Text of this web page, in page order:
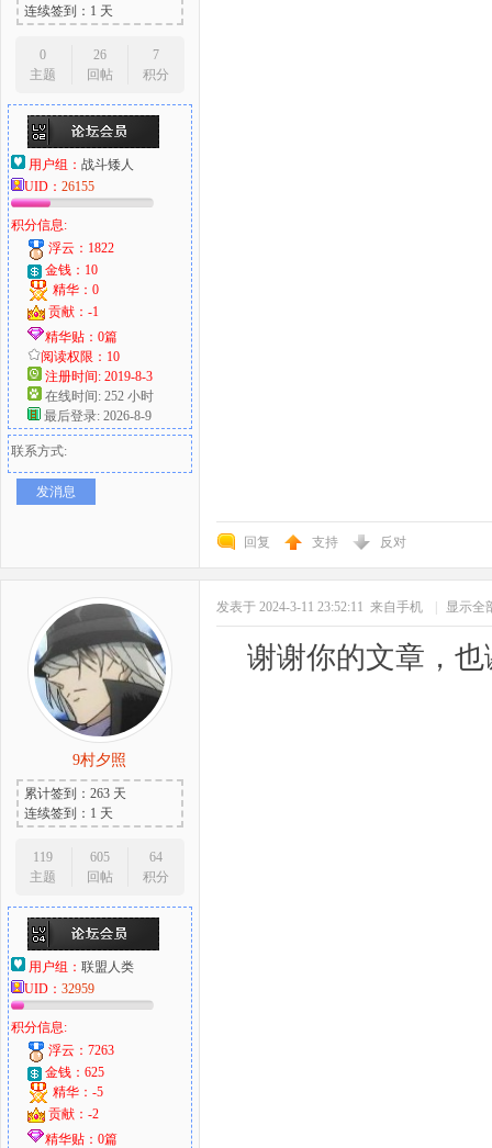
连续签到：1 天
0
主题
26
回帖
7
积分
用户组： 战斗矮人
UID： 26155
积分信息:
浮云：1822
金钱：10
精华：0
贡献：-1
精华贴：0篇
阅读权限：10
注册时间: 2019-8-3
在线时间: 252 小时
最后登录: 2026-8-9
联系方式:
发消息
回复 支持 反对
9村夕照
累计签到：263 天
连续签到：1 天
119
主题
605
回帖
64
积分
用户组： 联盟人类
UID： 32959
积分信息:
浮云：7263
金钱：625
精华：-5
贡献：-2
精华贴：0篇
发表于 2024-3-11 23:52:11 来自手机 显示全
谢谢你的文章，